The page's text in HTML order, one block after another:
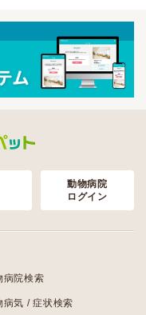
動物病院
ログイン
病院検索
病気 / 症状検索